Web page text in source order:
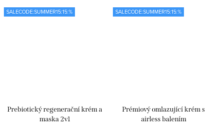
SALECODE:SUMMER15:15:%
Prebiotický regenerační krém a
maska 2v1
SALECODE:SUMMER15:15:%
Prémiový omlazující krém s
airless balením